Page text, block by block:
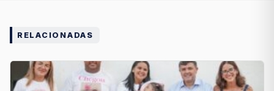
RELACIONADAS